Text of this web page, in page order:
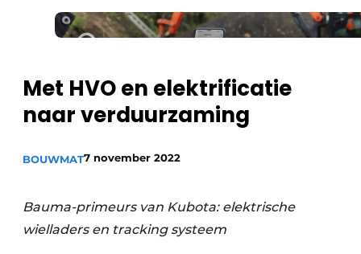
De Pen
Met HVO en elektrificatie
naar verduurzaming
BOUWMAT7 november 2022
Bauma-primeurs van Kubota: elektrische
wielladers en tracking systeem